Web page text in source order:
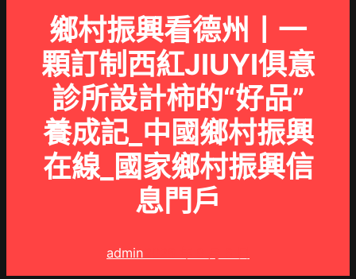
鄉村振興看德州丨一
顆訂制西紅JIUYI俱意
診所設計柿的“好品”
養成記_中國鄉村振興
在線_國家鄉村振興信
息門戶
admin